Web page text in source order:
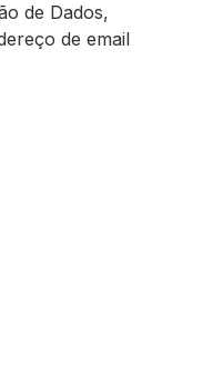
de Dados,
de email